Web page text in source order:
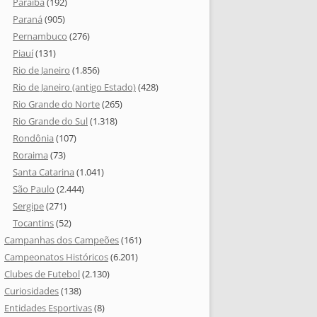
Paraná (905)
Pernambuco (276)
Piauí(131)
Rio de Janeiro (1.856)
Rio de Janeiro (antigo Estado)(428)
Rio Grande do Norte(265)
Rio Grande do Sul(1.318)
Rondônia (107)
Roraima (73)
Santa Catarina (1.041)
São Paulo (2.444)
Sergipe(271)
Tocantins(52)
Campanhas dos Campeões(161)
Campeonatos Históricos(6.201)
Clubes de Futebol(2.130)
Curiosidades(138)
Entidades Esportivas(8)